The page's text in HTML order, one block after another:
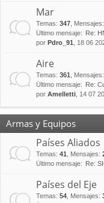
Mar
Temas: 347 Mensajes:
Último mensaje:
Re:
por Pdro_91 , 18 06
Aire
Temas: 361 Mensajes:
Último mensaje:
Re:
por Amelletti , 14 07
Armas y Equipos
Países Aliados
Temas: 41 Mensajes:
Último mensaje:
Re:
Países del Eje
Temas: 54 Mensajes: